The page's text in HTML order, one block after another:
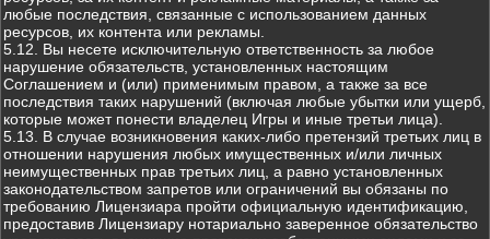
любые последствия, связанные с использованием данных
ресурсов, их контента или рекламы.
5.12. Вы несете исключительную ответственность за любое
нарушение обязательств, установленных настоящим
Соглашением и (или) применимым правом, а также за все
последствия таких нарушений (включая любые убытки или ущерб,
которые может понести владелец Игры и иные третьи лица).
5.13. В случае возникновения каких-либо претензий третьих лиц в
отношении нарушения любых имущественных и/или личных
неимущественных прав третьих лиц, а равно установленных
законодательством запретов или ограничений вы обязаны по
требованию Лицензиара пройти официальную идентификацию,
предоставив Лицензиару нотариально заверенное обязательство